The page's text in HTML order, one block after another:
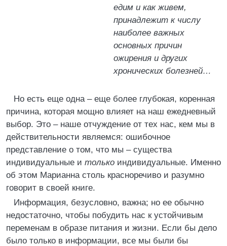
едим и как живем,
принадлежит к числу
наиболее важных
основных причин
ожирения и других
хронических болезней…
Но есть еще одна – еще более глубокая, коренная
причина, которая мощно влияет на наш ежедневный
выбор. Это – наше отчуждение от тех нас, кем мы в
действительности являемся: ошибочное
представление о том, что мы – существа
индивидуальные и только индивидуальные. Именно
об этом Марианна столь красноречиво и разумно
говорит в своей книге.
Информация, безусловно, важна; но ее обычно
недостаточно, чтобы побудить нас к устойчивым
переменам в образе питания и жизни. Если бы дело
было только в информации, все мы были бы